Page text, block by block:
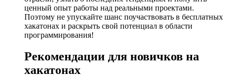
ценный опыт работы над реальными проектами.
Поэтому не упускайте шанс поучаствовать в бесплатных
хакатонах и раскрыть свой потенциал в области
программирования!
Рекомендации для новичков на
хакатонах